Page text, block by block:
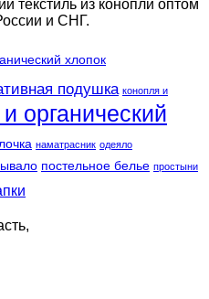
текстиль из конопли оптом
и СНГ.
хлопок
подушка конопля и
органический
наматрасник одеяло
постельное белье простыни